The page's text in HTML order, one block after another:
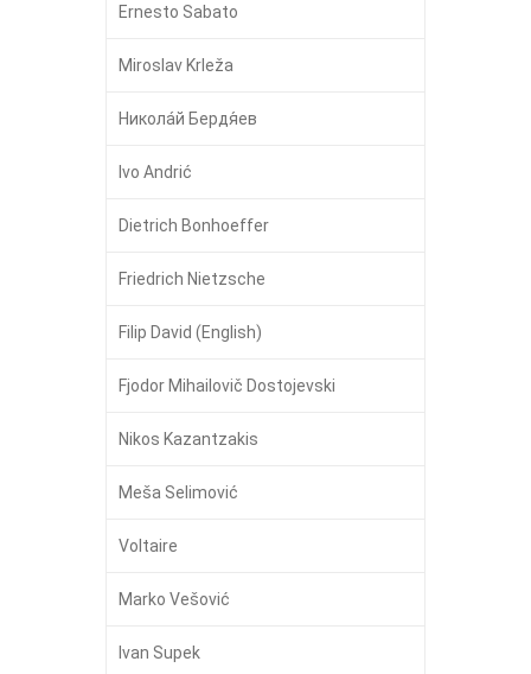
Ernesto Sabato
Miroslav Krleža
Никола́й Бердя́ев
Ivo Andrić
Dietrich Bonhoeffer
Friedrich Nietzsche
Filip David (English)
Fjodor Mihailovič Dostojevski
Nikos Kazantzakis
Meša Selimović
Voltaire
Marko Vešović
Ivan Supek